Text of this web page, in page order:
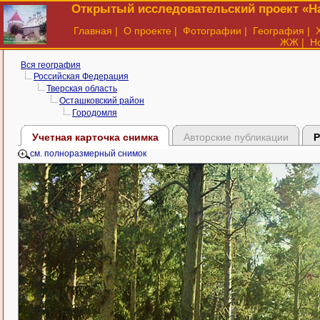
Открытый исследовательский проект
Главная | О проекте | Фотографии | География |
ЖЖ |
Вся география
Российская Федерация
Тверская область
Осташковский район
Городомля
Учетная карточка снимка Авторские публикации
см. полноразмерный снимок